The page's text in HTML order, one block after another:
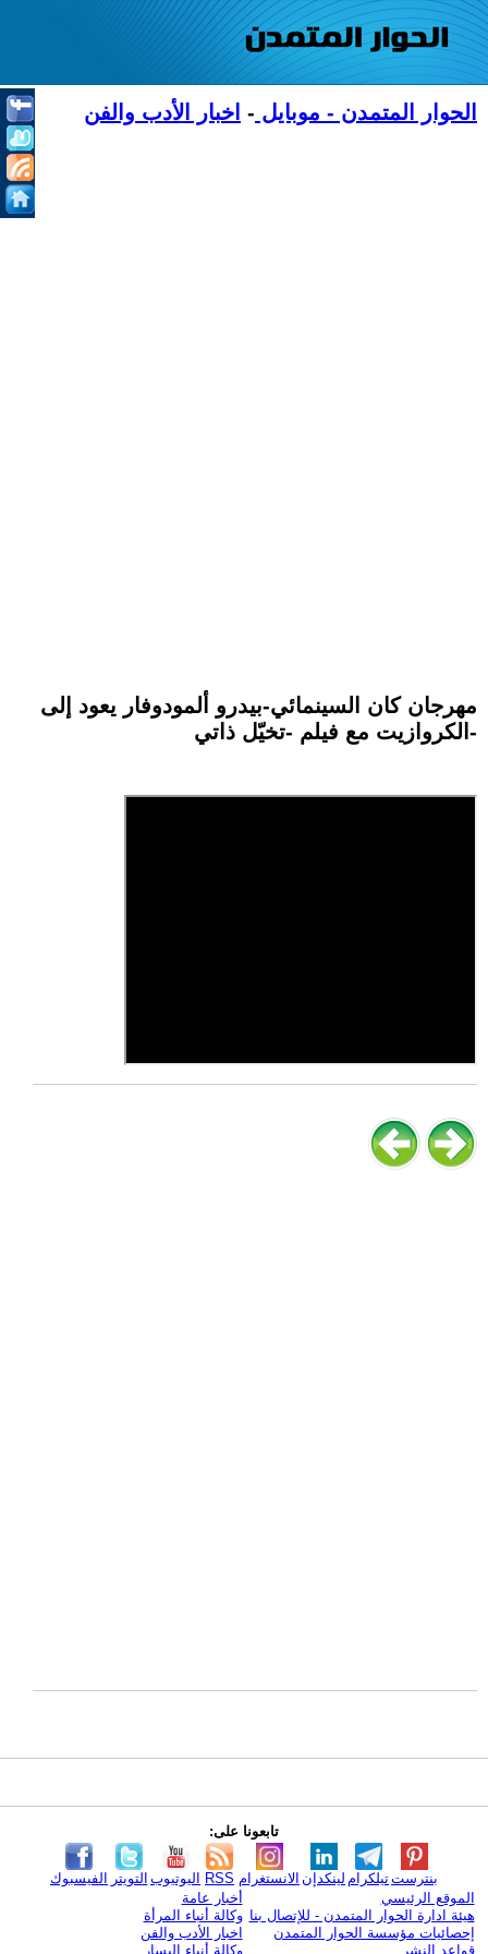
الحوار المتمدن - موبايل - اخبار الأدب والفن
مهرجان كان السينمائي-بيدرو ألمودوفار يعود إلى
الكروازيت مع فيلم -تخيّل ذاتي-
تابعونا على:
الفيسبوك التويتر اليوتيوب RSS الانستغرام لينكدإن تيلكرامبنترست
الموقع الرئيسي
هيئة ادارة الحوار المتمدن - للإتصال بنا
إحصائيات مؤسسة الحوار المتمدن
قواعد النشر
أخبار عامة
وكالة أنباء المرأة
اخبار الأدب والفن
وكالة أنباء اليسار